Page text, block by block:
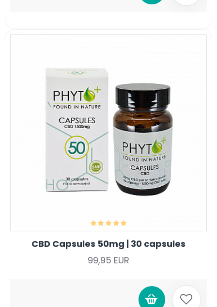
CBD Capsules 50mg | 30 capsules
99,95 EUR